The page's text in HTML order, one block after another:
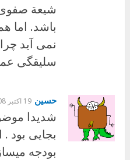
شیعة
باشد. اما
نمی آید
سلیقگی
حسین 19 اکتبر 2008
شدیدا
بجایی بود
بودجه